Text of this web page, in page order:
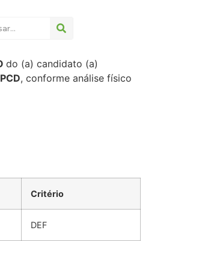
do (a) candidato (a)
, conforme análise físico
Critério
DEF